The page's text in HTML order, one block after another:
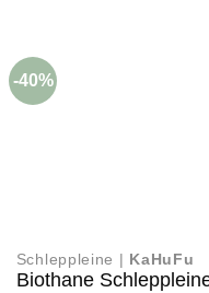
Die
Optionen
können
-40%
Schleppleine | KaHuFu
Biothane